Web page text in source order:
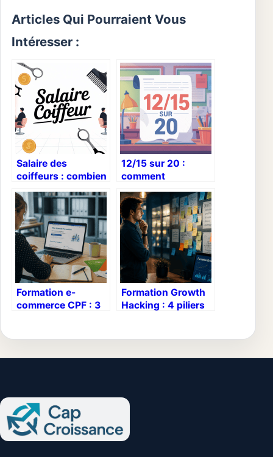
Articles Qui Pourraient Vous
Intéresser :
Salaire des
coiffeurs : combien
gagne vraiment un
coiffeur en france ?
12/15 sur 20 :
comment
interpréter et
exploiter cette note
Formation e-
commerce CPF : 3
financer votre
Formation Growth
Hacking : 4 piliers
votre budget